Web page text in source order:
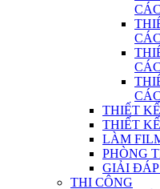
THIẾT
THIẾT
LÀM
PHÒNG
GIẢI
THI CÔNG